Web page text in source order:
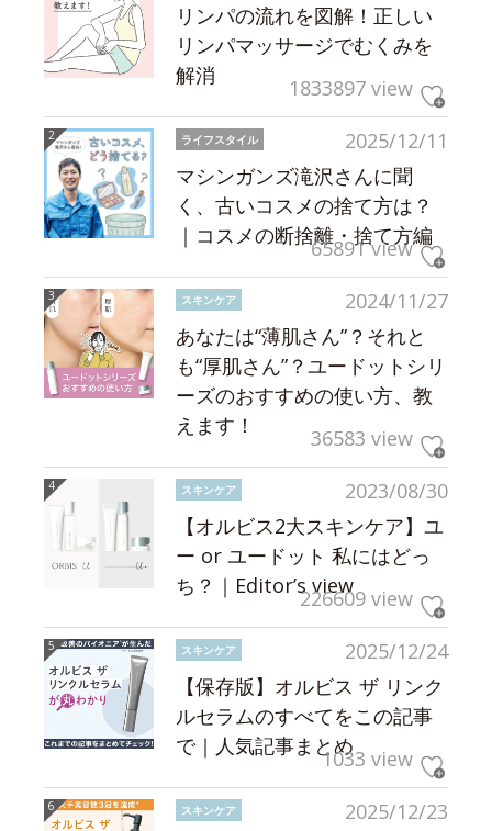
リンパの流れを図解！正しい
リンパマッサージでむくみを
解消
1833897 view
2025/12/11
ライフスタイル
マシンガンズ滝沢さんに聞
く、古いコスメの捨て方は？
｜コスメの断捨離・捨て方編
65891 view
2024/11/27
スキンケア
あなたは“薄肌さん”？それと
も“厚肌さん”？ユードットシリ
ーズのおすすめの使い方、教
えます！
36583 view
2023/08/30
スキンケア
【オルビス2大スキンケア】ユ
ー or ユードット 私にはどっ
ち？｜Editor’s view226609 view
2025/12/24
スキンケア
【保存版】オルビス ザ リンク
ルセラムのすべてをこの記事
で｜人気記事まとめ1033 view
2025/12/23
スキンケア